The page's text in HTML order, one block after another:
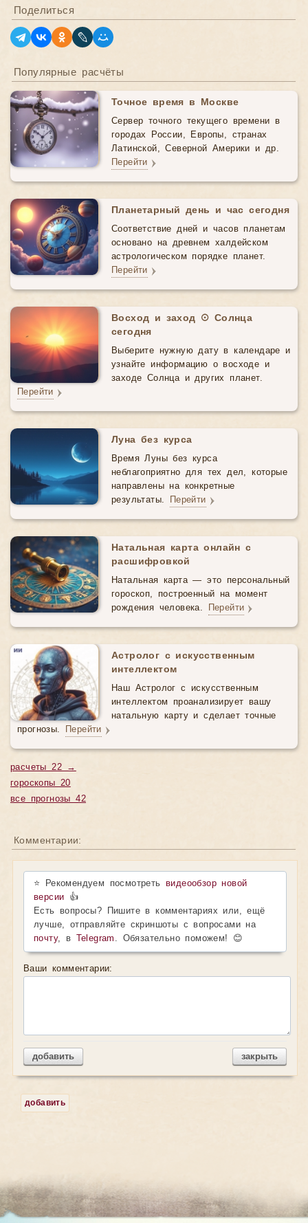
Поделиться
Популярные расчёты
Точное время в Москве
Сервер точного текущего времени в
городах России, Европы, странах
Латинской, Северной Америки и др.
Перейти
Планетарный день и час сегодня
Соответствие дней и часов планетам
основано на древнем халдейском
астрологическом порядке планет.
Перейти
Восход и заход ☉ Солнца
сегодня
Выберите нужную дату в календаре и
узнайте информацию о восходе и
заходе Солнца и других планет.
Перейти
Луна без курса
Время Луны без курса
неблагоприятно для тех дел, которые
направлены на конкретные
результаты. Перейти
Натальная карта онлайн с
расшифровкой
Натальная карта — это персональный
гороскоп, построенный на момент
рождения человека. Перейти
Астролог с искусственным
интеллектом
Наш Астролог с искусственным
интеллектом проанализирует вашу
натальную карту и сделает точные
прогнозы. Перейти
расчеты 22 →
гороскопы 20
все прогнозы 42
Комментарии:
⭐ Рекомендуем посмотретьвидеообзор новой
версии 👍
Есть вопросы? Пишите в комментариях или, ещё
лучше, отправляйте скриншоты с вопросами на
почту, в Telegram . Обязательно поможем! 😊
Ваши комментарии:
добавить закрыть
добавить